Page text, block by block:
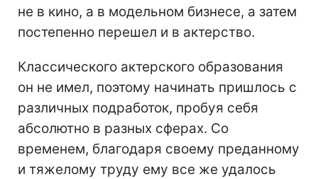
не в кино, а в модельном бизнесе, а затем
постепенно перешел и в актерство.
Классического актерского образования
он не имел, поэтому начинать пришлось с
различных подработок, пробуя себя
абсолютно в разных сферах. Со
временем, благодаря своему преданному
и тяжелому труду ему все же удалось